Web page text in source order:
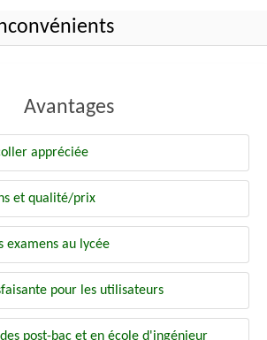
Avantages
appréciée
et qualité/prix
examens au lycée
pour les utilisateurs
post-bac et en école d'ingénieur